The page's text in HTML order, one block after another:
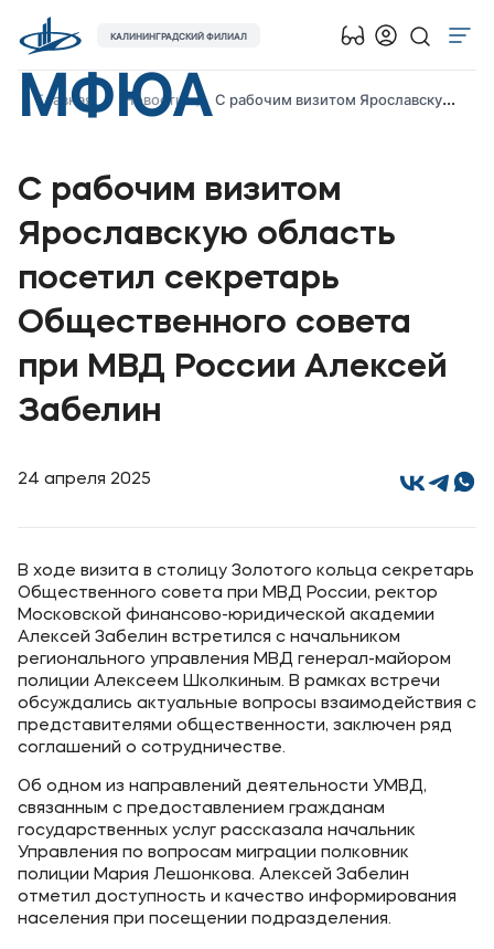
МФЮА
КАЛИНИНГРАДСКИЙ ФИЛИАЛ
Об университете
Абитуриенту
Наука
Студентам
Выпускникам
Уровни образования
Среднее профессиональное образование
Высшее образование
Дополнительное профессиональное образование
Медиа
Объявления
Новости
Контакты
Банковские реквизиты
Главная Новости С рабочим визитом Ярославскую область посетил секретарь Общественного совета при МВД России Алексей Забелин
С рабочим визитом
Ярославскую область
посетил секретарь
Общественного совета
при МВД России Алексей
Забелин
24 апреля 2025
В ходе визита в столицу Золотого кольца секретарь
Общественного совета при МВД России, ректор
Московской финансово-юридической академии
Алексей Забелин встретился с начальником
регионального управления МВД генерал-майором
полиции Алексеем Школкиным. В рамках встречи
обсуждались актуальные вопросы взаимодействия с
представителями общественности, заключен ряд
соглашений о сотрудничестве.
Об одном из направлений деятельности УМВД,
связанным с предоставлением гражданам
государственных услуг рассказала начальник
Управления по вопросам миграции полковник
полиции Мария Лешонкова. Алексей Забелин
отметил доступность и качество информирования
населения при посещении подразделения.